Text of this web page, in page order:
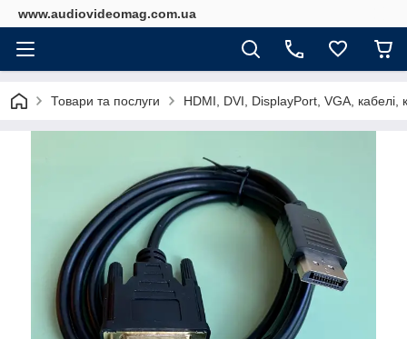
www.audiovideomag.com.ua
Товари та послуги HDMI, DVI, DisplayPort, VGA, кабелі,